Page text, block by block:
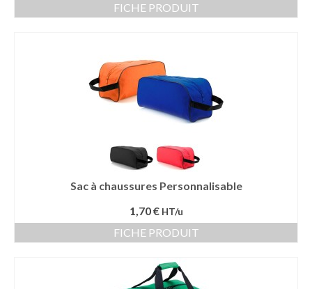
FICHE PRODUIT
Sac à chaussures Personnalisable
1,70 € HT/u
FICHE PRODUIT